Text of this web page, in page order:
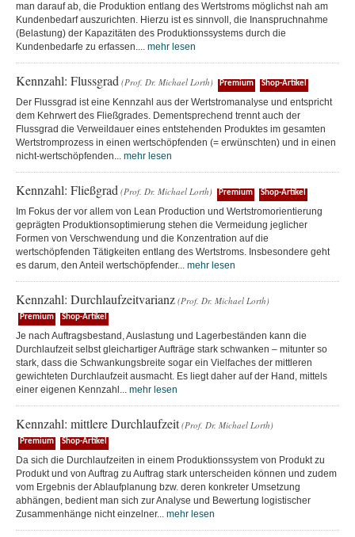
man darauf ab, die Produktion entlang des Wertstroms möglichst nah am
Kundenbedarf auszurichten. Hierzu ist es sinnvoll, die Inanspruchnahme
(Belastung) der Kapazitäten des Produktionssystems durch die
Kundenbedarfe zu erfassen.... mehr lesen
Kennzahl: Flussgrad (Prof. Dr. Michael Lorth) Premium Shop-Artikel
Der Flussgrad ist eine Kennzahl aus der Wertstromanalyse und entspricht
dem Kehrwert des Fließgrades. Dementsprechend trennt auch der
Flussgrad die Verweildauer eines entstehenden Produktes im gesamten
Wertstromprozess in einen wertschöpfenden (= erwünschten) und in einen
nicht-wertschöpfenden... mehr lesen
Kennzahl: Fließgrad (Prof. Dr. Michael Lorth) Premium Shop-Artikel
Im Fokus der vor allem von Lean Production und Wertstromorientierung
geprägten Produktionsoptimierung stehen die Vermeidung jeglicher
Formen von Verschwendung und die Konzentration auf die
wertschöpfenden Tätigkeiten entlang des Wertstroms. Insbesondere geht
es darum, den Anteil wertschöpfender... mehr lesen
Kennzahl: Durchlaufzeitvarianz (Prof. Dr. Michael Lorth)
Premium Shop-Artikel
Je nach Auftragsbestand, Auslastung und Lagerbeständen kann die
Durchlaufzeit selbst gleichartiger Aufträge stark schwanken – mitunter so
stark, dass die Schwankungsbreite sogar ein Vielfaches der mittleren
gewichteten Durchlaufzeit ausmacht. Es liegt daher auf der Hand, mittels
einer eigenen Kennzahl... mehr lesen
Kennzahl: mittlere Durchlaufzeit (Prof. Dr. Michael Lorth)
Premium Shop-Artikel
Da sich die Durchlaufzeiten in einem Produktionssystem von Produkt zu
Produkt und von Auftrag zu Auftrag stark unterscheiden können und zudem
vom Ergebnis der Ablaufplanung bzw. deren konkreter Umsetzung
abhängen, bedient man sich zur Analyse und Bewertung logistischer
Zusammenhänge nicht einzelner... mehr lesen